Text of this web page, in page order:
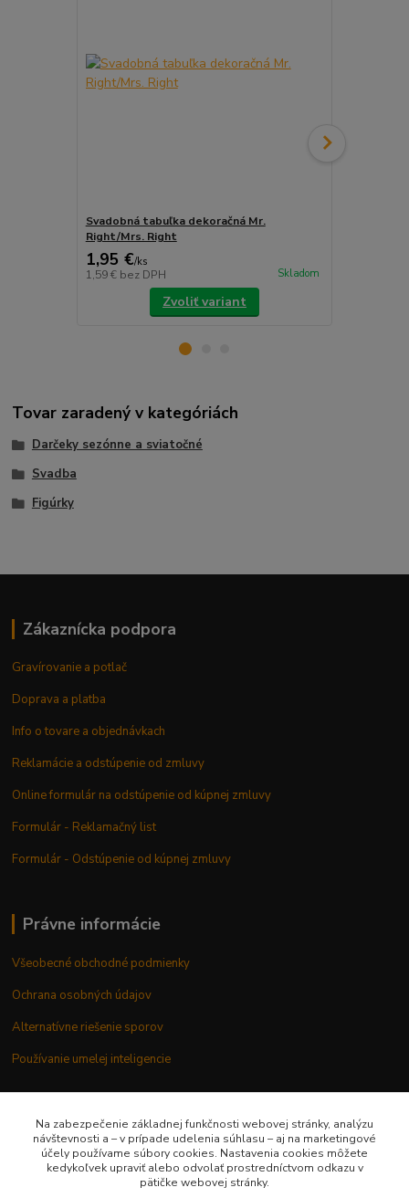
Svadobná tabuľka dekoračná Mr.
Right/Mrs. Right
1,95 €/ks
1,59 € bez DPH Skladom
Zvoliť variant
Tovar zaradený v kategóriách
Darčeky sezónne a sviatočné
Svadba
Figúrky
Zákaznícka podpora
Gravírovanie a potlač
Doprava a platba
Info o tovare a objednávkach
Reklamácie a odstúpenie od zmluvy
Online formulár na odstúpenie od kúpnej zmluvy
Formulár - Reklamačný list
Formulár - Odstúpenie od kúpnej zmluvy
Právne informácie
Všeobecné obchodné podmienky
Ochrana osobných údajov
Alternatívne riešenie sporov
Používanie umelej inteligencie
Potrebujete poradiť?
Na zabezpečenie základnej funkčnosti webovej stránky, analýzu
návštevnosti a – v prípade udelenia súhlasu – aj na marketingové
účely používame súbory cookies. Nastavenia cookies môžete
kedykoľvek upraviť alebo odvolať prostredníctvom odkazu v
pätičke webovej stránky.